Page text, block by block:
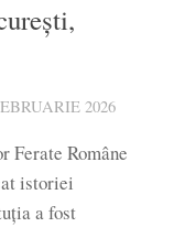
2026
Ferate Române
istoriei
a fost